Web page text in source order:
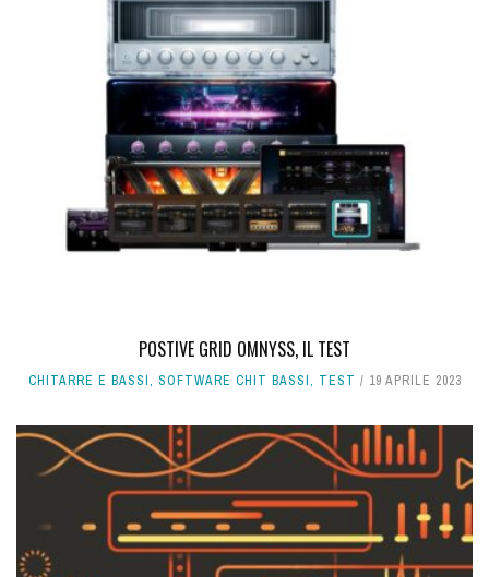
POSTIVE GRID OMNYSS, IL TEST
CHITARRE E BASSI, SOFTWARE CHIT BASSI, TEST 19 APRILE 2023